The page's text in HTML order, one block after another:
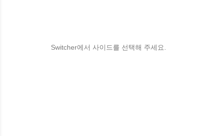
Switcher에서 사이드를 선택해 주세요.